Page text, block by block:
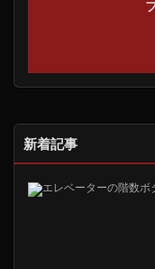
新着記事